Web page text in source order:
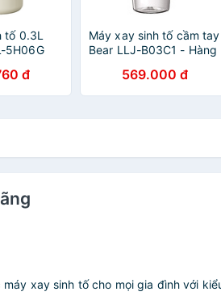
tố 0.3L
5H06G
đ
Máy xay sinh tố cầm tay
Bear LLJ-B03C1 - Hàng
569.000 đ
xay sinh tố cho mọi gia đình với